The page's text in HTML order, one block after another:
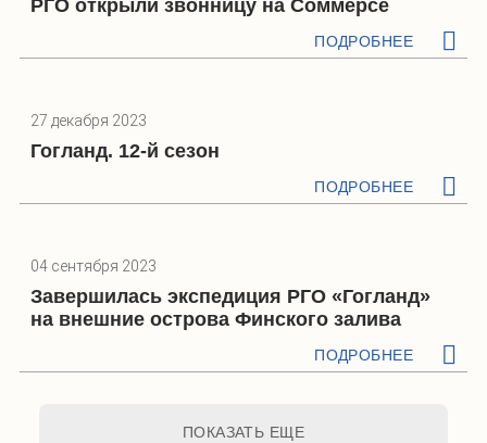
Фотография предположительного места захоронения 128 советских
солдат на Соммерсе
Маяк острова Сескар и памятник защитникам Балтики. Фото:
Екатерина Хуторская
Вид с моря на остров Вигрунд
РГО открыли звонницу на Соммерсе
ПОДРОБНЕЕ
27 декабря 2023
Гогланд. 12-й сезон
ПОДРОБНЕЕ
04 сентября 2023
Завершилась экспедиция РГО «Гогланд»
на внешние острова Финского залива
ПОДРОБНЕЕ
ПОКАЗАТЬ ЕЩЕ